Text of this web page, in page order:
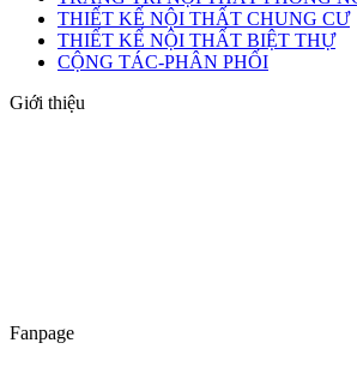
THIẾT KẾ NỘI THẤT CHUNG CƯ
THIẾT KẾ NỘI THẤT BIỆT THỰ
CỘNG TÁC-PHÂN PHỐI
Giới thiệu
Fanpage